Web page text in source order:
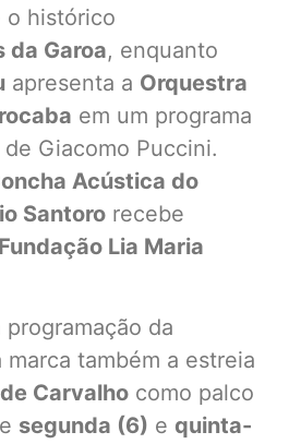
o histórico
da Garoa, enquanto
apresenta a Orquestra
em um programa
Giacomo Puccini.
Acústica do
Santoro recebe
Lia Maria
programação da
marca também a estreia
Carvalho como palco
segunda (6) e quinta-